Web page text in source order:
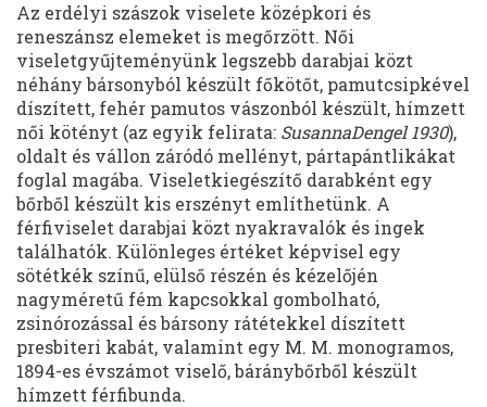
Az erdélyi szászok viselete középkori és
reneszánsz elemeket is megőrzött. Női
viseletgyűjteményünk legszebb darabjai közt
néhány bársonyból készült főkötőt, pamutcsipkével
díszített, fehér pamutos vászonból készült, hímzett
női kötényt (az egyik felirata: SusannaDengel 1930),
oldalt és vállon záródó mellényt, pártapántlikákat
foglal magába. Viseletkiegészítő darabként egy
bőrből készült kis erszényt említhetünk. A
férfiviselet darabjai közt nyakravalók és ingek
találhatók. Különleges értéket képvisel egy
sötétkék színű, elülső részén és kézelőjén
nagyméretű fém kapcsokkal gombolható,
zsinórozással és bársony rátétekkel díszített
presbiteri kabát, valamint egy M. M. monogramos,
1894-es évszámot viselő, báránybőrből készült
hímzett férfibunda.